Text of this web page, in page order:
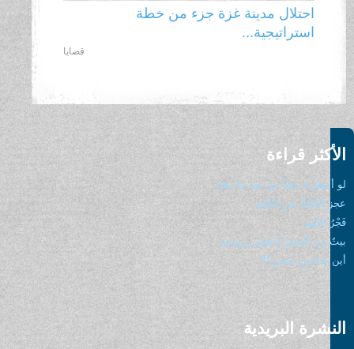
احتلال مدينة غزة جزء من خطة
استراتيجية...
قراءة
ذهباً منْ بعدِ ما ذهبا
عن الكلام
من الشعرِ اذهلني بروعتهِ
صاحبي حسن؟؟
البريدية